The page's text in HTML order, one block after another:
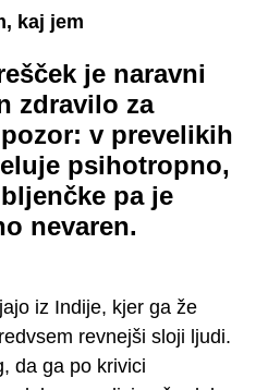
kaj jem
je naravni
zdravilo za
v prevelikih
psihotropno,
pa je
nevaren.
iz Indije, kjer ga že
revnejši sloji ljudi.
da ga po krivici